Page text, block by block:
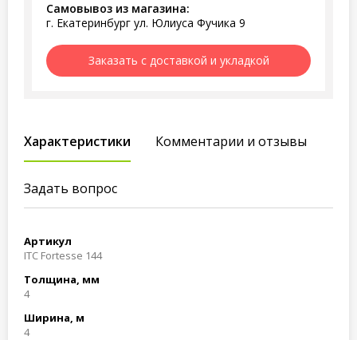
Самовывоз из магазина:
г. Екатеринбург ул. Юлиуса Фучика 9
Заказать с доставкой и укладкой
Характеристики Комментарии и отзывы
Задать вопрос
Артикул
ITC Fortesse 144
Толщина, мм
4
Ширина, м
4